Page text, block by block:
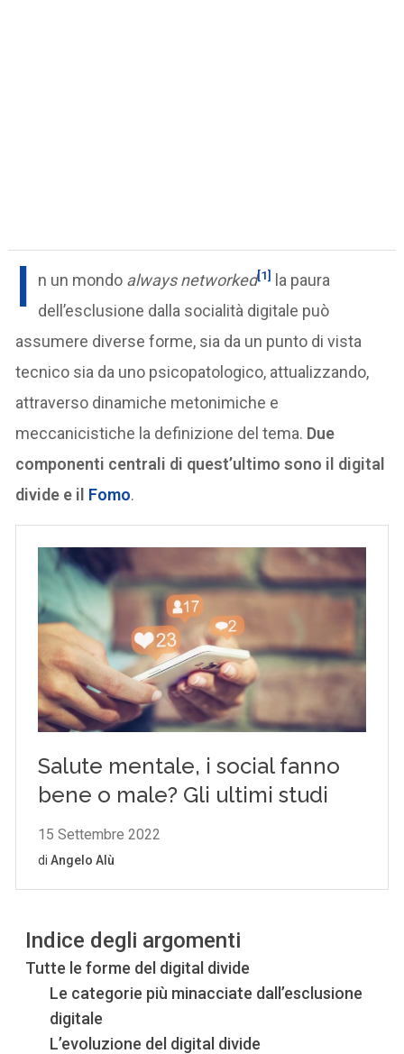
I n un mondo always networked[1] la paura
dell’esclusione dalla socialità digitale può
assumere diverse forme, sia da un punto di vista
tecnico sia da uno psicopatologico, attualizzando,
attraverso dinamiche metonimiche e
meccanicistiche la definizione del tema. Due
componenti centrali di quest’ultimo sono il digital
divide e il Fomo.
Indice degli argomenti
Tutte le forme del digital divide
Le categorie più minacciate dall’esclusione
digitale
L’evoluzione del digital divide